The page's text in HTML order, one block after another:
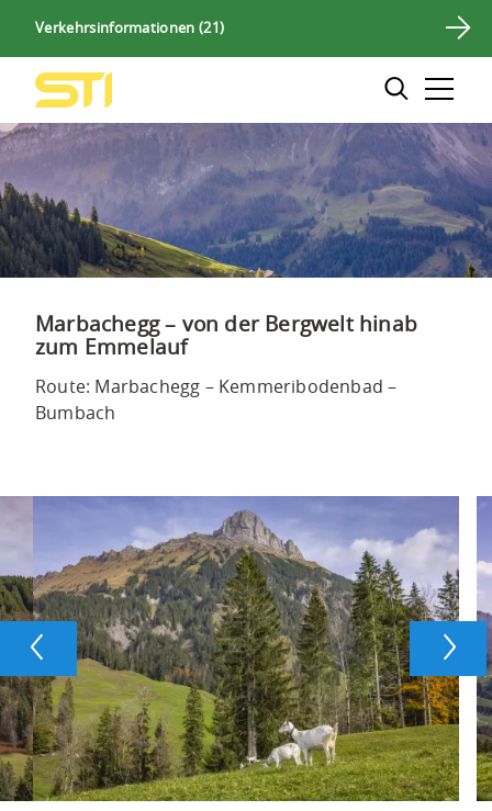
STI
Hauptnavigation
InhaltVerkehrsinformationen (21)
Suchbox
Stichwort
Hauptnavigation
Marbachegg – von der Bergwelt hinab
zum Emmelauf
Route: Marbachegg – Kemmeribodenbad –
Bumbach
Vorwärts